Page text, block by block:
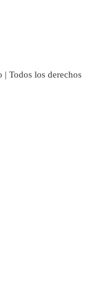
Todos los derechos